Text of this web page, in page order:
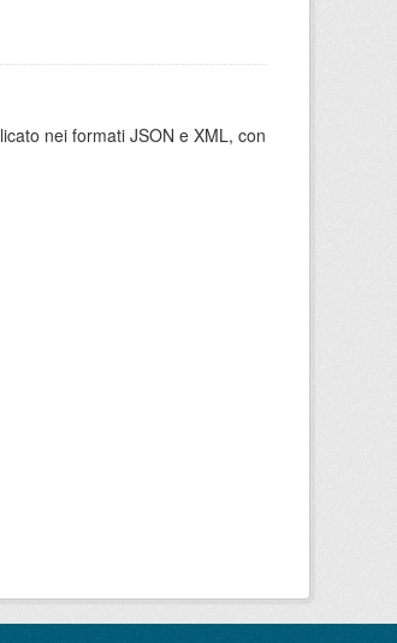
nei formati JSON e XML, con